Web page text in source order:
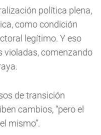
política plena,
como condición
legítimo. Y eso
violadas, comenzando
de transición
cambios, “pero el
mismo”.